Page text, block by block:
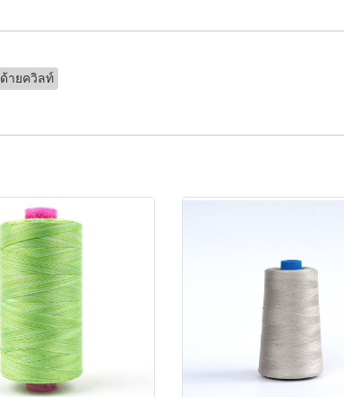
ด้ายควิลท์